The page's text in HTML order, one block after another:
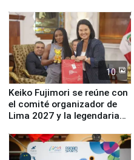
10
Keiko Fujimori se reúne con
el comité organizador de
Lima 2027 y la legendaria